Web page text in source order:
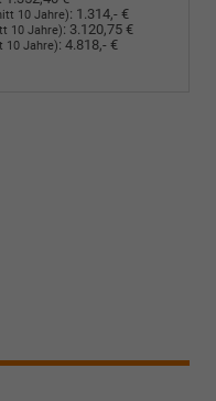
10 Jahre): 1.314,- €
10 Jahre): 3.120,75 €
10 Jahre): 4.818,- €